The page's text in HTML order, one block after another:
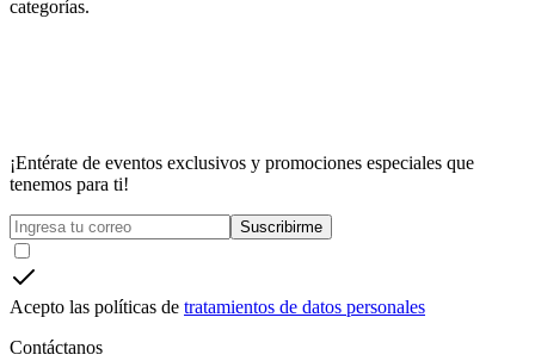
categorías.
¡Entérate de eventos exclusivos y promociones especiales que
tenemos para ti!
Suscribirme
Acepto las políticas de tratamientos de datos personales
Contáctanos